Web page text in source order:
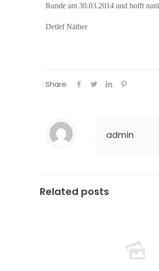
Runde am 30.03.2014 und hofft
Detlef Näther
Share
admin
Related posts